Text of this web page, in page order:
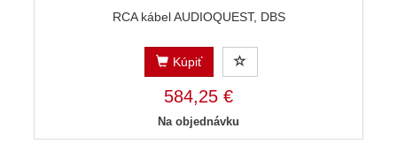
RCA kábel AUDIOQUEST, DBS
Kúpiť
584,25 €
Na objednávku